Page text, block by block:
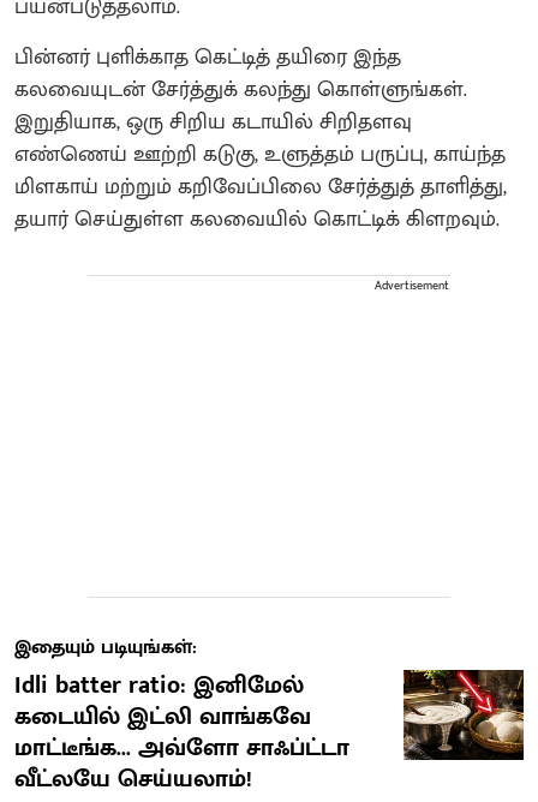
பயன்படுத்தலாம்.
பின்னர் புளிக்காத கெட்டித் தயிரை இந்த
கலவையுடன் சேர்த்துக் கலந்து கொள்ளுங்கள்.
இறுதியாக, ஒரு சிறிய கடாயில் சிறிதளவு
எண்ணெய் ஊற்றி கடுகு, உளுத்தம் பருப்பு, காய்ந்த
மிளகாய் மற்றும் கறிவேப்பிலை சேர்த்துத் தாளித்து,
தயார் செய்துள்ள கலவையில் கொட்டிக் கிளறவும்.
Advertisement
இதையும் படியுங்கள்:
Idli batter ratio: இனிமேல்
கடையில் இட்லி வாங்கவே
மாட்டீங்க... அவ்ளோ சாஃப்ட்டா
வீட்லயே செய்யலாம்!